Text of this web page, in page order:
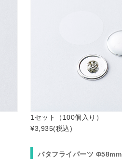
1セット（100個入り）
¥3,935(税込)
バタフライパーツ Φ58mm